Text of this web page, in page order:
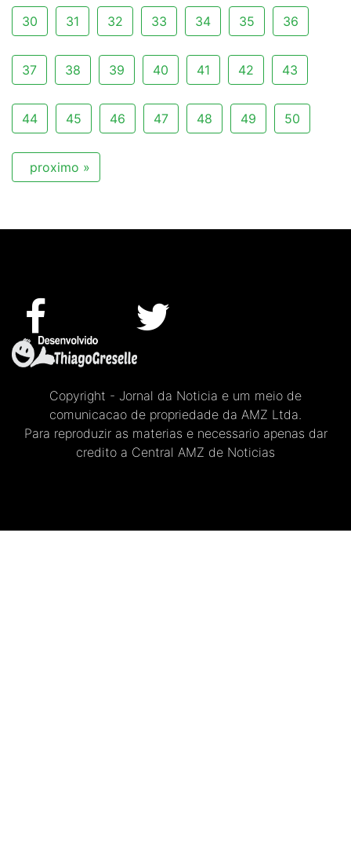
30 31 32 33 34 35 36
37 38 39 40 41 42 43
44 45 46 47 48 49 50
proximo »
Copyright - Jornal da Noticia e um meio de
comunicacao de propriedade da AMZ Ltda.
Para reproduzir as materias e necessario apenas dar
credito a Central AMZ de Noticias